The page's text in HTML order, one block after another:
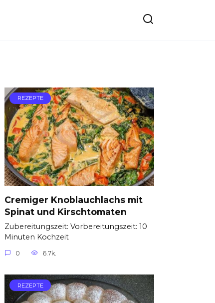
REZEPTE
Cremiger Knoblauchlachs mit
Spinat und Kirschtomaten
Zubereitungszeit: Vorbereitungszeit: 10
Minuten Kochzeit
0 6.7k.
REZEPTE